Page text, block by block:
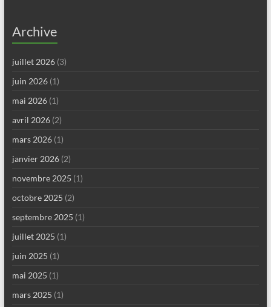
Archive
juillet 2026(3)
juin 2026(1)
mai 2026(1)
avril 2026(2)
mars 2026(1)
janvier 2026(2)
novembre 2025 (1)
octobre 2025 (2)
septembre 2025 (1)
juillet 2025 (1)
juin 2025 (1)
mai 2025 (1)
mars 2025 (1)